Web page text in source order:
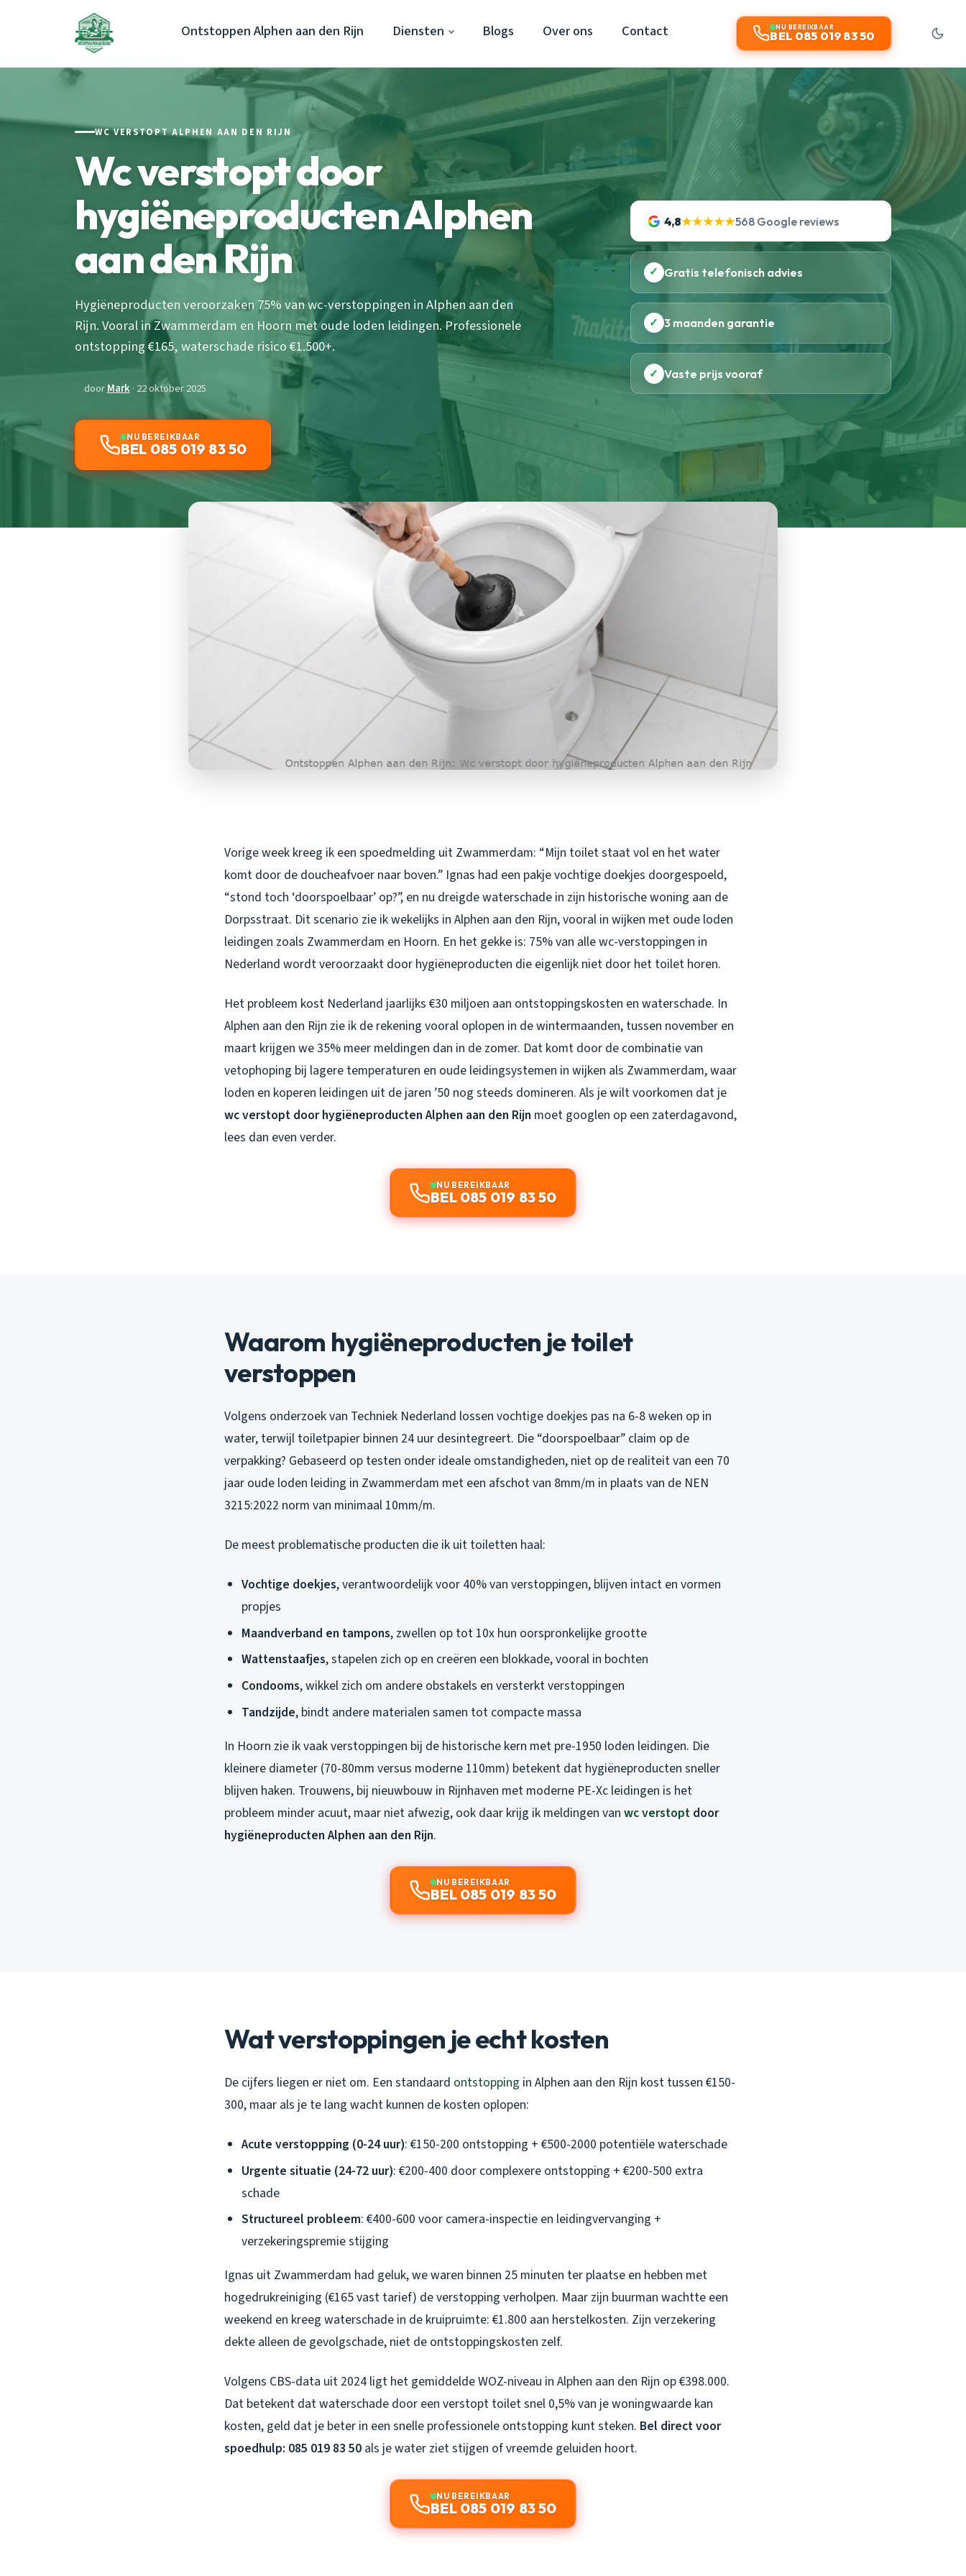
Ontstoppen Alphen aan den Rijn Diensten Blogs Over ons Contact NU BEREIKBAAR
BEL 085 019 83 50
WC VERSTOPT ALPHEN AAN DEN RIJN
Wc verstopt door
hygiëneproducten Alphen
aan den Rijn
Hygiëneproducten veroorzaken 75% van wc-verstoppingen in Alphen aan den
Rijn. Vooral in Zwammerdam en Hoorn met oude loden leidingen. Professionele
ontstopping €165, waterschade risico €1.500+.
doorMark· 22 oktober 2025
NU BEREIKBAAR
BEL 085 019 83 50
4,8★★★★★568 Google reviews
✓ Gratis telefonisch advies
✓ 3 maanden garantie
✓ Vaste prijs vooraf
Vorige week kreeg ik een spoedmelding uit Zwammerdam: “Mijn toilet staat vol en het water
komt door de doucheafvoer naar boven.” Ignas had een pakje vochtige doekjes doorgespoeld,
“stond toch ‘doorspoelbaar’ op?”, en nu dreigde waterschade in zijn historische woning aan de
Dorpsstraat. Dit scenario zie ik wekelijks in Alphen aan den Rijn, vooral in wijken met oude loden
leidingen zoals Zwammerdam en Hoorn. En het gekke is: 75% van alle wc-verstoppingen in
Nederland wordt veroorzaakt door hygiëneproducten die eigenlijk niet door het toilet horen.
Het probleem kost Nederland jaarlijks €30 miljoen aan ontstoppingskosten en waterschade. In
Alphen aan den Rijn zie ik de rekening vooral oplopen in de wintermaanden, tussen november en
maart krijgen we 35% meer meldingen dan in de zomer. Dat komt door de combinatie van
vetophoping bij lagere temperaturen en oude leidingsystemen in wijken als Zwammerdam, waar
loden en koperen leidingen uit de jaren ’50 nog steeds domineren. Als je wilt voorkomen dat je
wc verstopt door hygiëneproducten Alphen aan den Rijn moet googlen op een zaterdagavond,
lees dan even verder.
NU BEREIKBAAR
BEL 085 019 83 50
Waarom hygiëneproducten je toilet
verstoppen
Volgens onderzoek van Techniek Nederland lossen vochtige doekjes pas na 6-8 weken op in
water, terwijl toiletpapier binnen 24 uur desintegreert. Die “doorspoelbaar” claim op de
verpakking? Gebaseerd op testen onder ideale omstandigheden, niet op de realiteit van een 70
jaar oude loden leiding in Zwammerdam met een afschot van 8mm/m in plaats van de NEN
3215:2022 norm van minimaal 10mm/m.
De meest problematische producten die ik uit toiletten haal:
Vochtige doekjes, verantwoordelijk voor 40% van verstoppingen, blijven intact en vormen
propjes
Maandverband en tampons, zwellen op tot 10x hun oorspronkelijke grootte
Wattenstaafjes, stapelen zich op en creëren een blokkade, vooral in bochten
Condooms, wikkel zich om andere obstakels en versterkt verstoppingen
Tandzijde, bindt andere materialen samen tot compacte massa
In Hoorn zie ik vaak verstoppingen bij de historische kern met pre-1950 loden leidingen. Die
kleinere diameter (70-80mm versus moderne 110mm) betekent dat hygiëneproducten sneller
blijven haken. Trouwens, bij nieuwbouw in Rijnhaven met moderne PE-Xc leidingen is het
probleem minder acuut, maar niet afwezig, ook daar krijg ik meldingen van wc verstopt door
hygiëneproducten Alphen aan den Rijn.
NU BEREIKBAAR
BEL 085 019 83 50
Wat verstoppingen je echt kosten
De cijfers liegen er niet om. Een standaard ontstopping in Alphen aan den Rijn kost tussen €150-
300, maar als je te lang wacht kunnen de kosten oplopen:
Acute verstoppping (0-24 uur): €150-200 ontstopping + €500-2000 potentiële waterschade
Urgente situatie (24-72 uur): €200-400 door complexere ontstopping + €200-500 extra
schade
Structureel probleem: €400-600 voor camera-inspectie en leidingvervanging +
verzekeringspremie stijging
Ignas uit Zwammerdam had geluk, we waren binnen 25 minuten ter plaatse en hebben met
hogedrukreiniging (€165 vast tarief) de verstopping verholpen. Maar zijn buurman wachtte een
weekend en kreeg waterschade in de kruipruimte: €1.800 aan herstelkosten. Zijn verzekering
dekte alleen de gevolgschade, niet de ontstoppingskosten zelf.
Volgens CBS-data uit 2024 ligt het gemiddelde WOZ-niveau in Alphen aan den Rijn op €398.000.
Dat betekent dat waterschade door een verstopt toilet snel 0,5% van je woningwaarde kan
kosten, geld dat je beter in een snelle professionele ontstopping kunt steken. Bel direct voor
spoedhulp: 085 019 83 50 als je water ziet stijgen of vreemde geluiden hoort.
NU BEREIKBAAR
BEL 085 019 83 50